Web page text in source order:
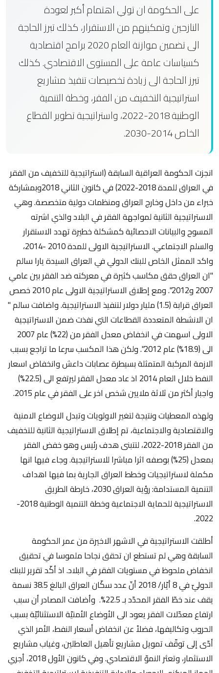
على الحكومة ان تولي اهتمام أكبر لعودة
النازحين وتمكينهم من الاستقرار، كذلك تبرز الحاجة
الى تضمين موازنة العام 2020 برامج اقتصادية
كسياسات عامة على المستوى الاقتصادي. كذلك
تبرز الحاجة الى زيادة تخصيصات تنفيذ مشاريع
استراتيجية التخفيف من الفقر، وخطة التنمية
الوطنية 2018-2022، واستراتيجية تطوير القطاع
الخاص 2014-2030.
انجزت الحكومة العراقية السابقة (استراتيجية للتخفيف من الفقر
في العراق للمدة 2018-2022) في كانون الثاني 2018وبمشاركة
خبراء من داخل وخارج العراق ومنظمات دولية متخصصة. وهي
الاستراتيجية الثانية لمواجهة الفقر في البلاد والذي اشرته
المسوح والبيانات الاحصائية كمشكلة خطيرة تهدد الاستقرار
والسلم الاجتماعي. الاستراتيجية الاولى للمدة 2010 -2014،
واكد الممثل الخاص للبنك الدولي في العراق السيدة يارا سالم
"ان العراق حقق مكاسب كثيرة في معركته ضد الفقر بين عامي
2007 و2012". ومع إطلاق الاستراتيجية الاولى عام 2010 خصص
العراق قرابة (1.5) مليار دولار لتنفيذ الاستراتيجية. واضافت سالم "
ان الانشطة المتعددة القطاعات التي نفذت ضمن الاستراتيجية
الاولى اسهمت في انخفاض معدل الفقر من (22%) عام 2007
الى (18.9%) عام 2012". ولكن هذا المكسب سرعا ما تراجع بسبب
الازمة المركبة المتمثلة بسيطرة عصابات داعش وانخفاض اسعار
النفط خلال العام 2014 اذ عاد معدل الفقر ليرتفع الى (22.5%)
واجبار أكثر من ثلاثة ملايين شخص اخر على الفقر في عام 2015.
ولهذه المعطيات ونتيجة لتغير الاولويات وتبدل الاوضاع الامنية
والاقتصادية والاجتماعية، تم إطلاق الاستراتيجية الثانية للتخفيف
من الفقر 2018-2022، لتتبنى هدف رئيس وهو خفض الفقر
بمعدل (25%) بوصفه اثرا مباشرا للاستراتيجية. وجاء فيها انها
مكملة لاستراتيجيات وخطط العراق الجارية بما فيها اهداف
التنمية المستدامة: رؤية العراق 2030، خارطة الطريق
الاستراتيجية للحماية الاجتماعية وخطة التنمية الوطنية 2018-
2022.
أطلقت الاستراتيجية في الاشهر الاخيرة من عمر الحكومة
السابقة وهي لم تستطع ان تحقق نجاحا ملموسا في تحقيق
انخفاض ملحوظ في مستويات الفقر في البلاد. اذ أكّد تقرير للبنك
الدوليّ في 8 أيّار/ 2018 أنّ عدد سكّان العراق البالغ 38.5 نسمة
يقف عند خطّ الفقر المحدّد بـ 22.5%. وأضافت المصادر أن سبب
ارتفاع معدّلات الفقر يعود الى الأوضاع الأمنيّة الاستثنائيّة بسبب
الحروب وتكاليفها، فضلاً عن انخفاض أسعار النفط، الأمر الذي
أدّى إلى توقّف تمويل مشاريع تأهيل العاطلين، وغياب مشاريع
الاستثمار، وتعثر النموّ الاقتصادي. وفي كانون الأول 2018، أجري